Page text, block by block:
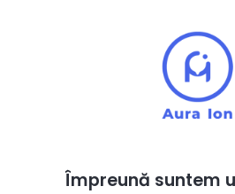
Împreună suntem